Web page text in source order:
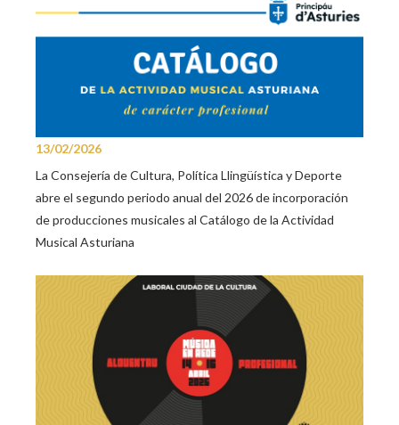
13/02/2026
La Consejería de Cultura, Política Llingüística y Deporte
abre el segundo periodo anual del 2026 de incorporación
de producciones musicales al Catálogo de la Actividad
Musical Asturiana